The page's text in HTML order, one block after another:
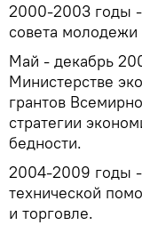
2000-2003 годы -
совета
Май - декабрь
Министерстве
грантов
стратегии
бедности.
2004-2009 годы
технической
и торговле.